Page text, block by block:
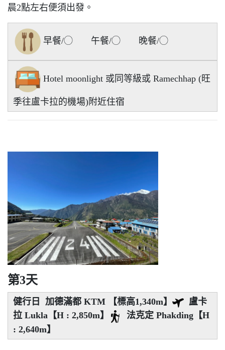
晨2點左右便須出發。
早餐/◯ 午餐/◯ 晚餐/◯
Hotel moonlight 或同等級或 Ramechhap (旺
季往盧卡拉的機場)附近住宿
第3天
健行日 加德滿都 KTM 【標高1,340m】
盧卡
拉 Lukla【H : 2,850m】
法克定 Phakding【H
: 2,640m】